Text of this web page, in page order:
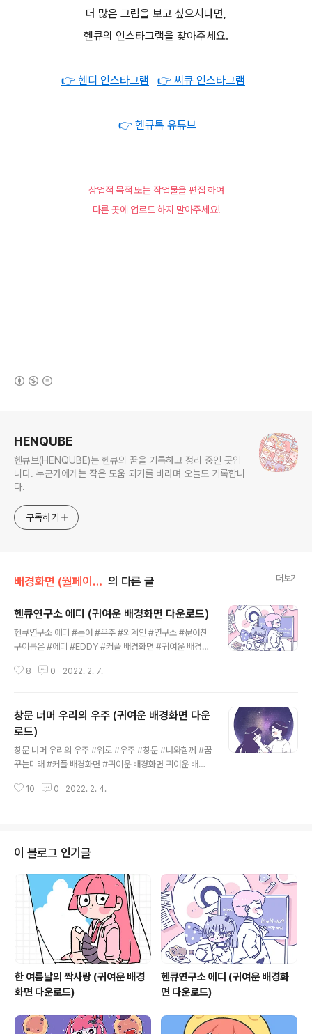
더 많은 그림을 보고 싶으시다면,
헨큐의 인스타그램을 찾아주세요.
👉 헨디 인스타그램 👉 씨큐 인스타그램
👉 헨큐톡 유튜브
상업적 목적 또는 작업물을 편집 하여
다른 곳에 업로드 하지 말아주세요!
HENQUBE
헨큐브(HENQUBE)는 헨큐의 꿈을 기록하고 정리 중인 곳입
니다. 누군가에게는 작은 도움 되기를 바라며 오늘도 기록합니
다.
구독하기
배경화면 (월페이퍼) 의 다른 글 더보기
헨큐연구소 에디 (귀여운 배경화면 다운로드)
헨큐연구소 에디 #문어 #우주 #외계인 #연구소 #문어친
구이름은 #에디 #EDDY #커플 배경화면 #귀여운 배경화
화면을 다운로드 하세요. 더 많은 그림을 보고 싶으시다면,
물을 편집 하여 다른 곳에 업로드 하지 말아주세요!
8 0 2022. 2. 7.
창문 너머 우리의 우주 (귀여운 배경화면 다운
로드)
창문 너머 우리의 우주 #위로 #우주 #창문 #너와함께 #꿈
꾸는미래 #커플 배경화면 #귀여운 배경화면 귀여운 배경
드 하세요. 더 많은 그림을 보고 싶으시다면, 헨큐의 인스타
10 0 2022. 2. 4.
이 블로그 인기글
한 여름날의 짝사랑 (귀여운 배경
화면 다운로드)
헨큐연구소 에디 (귀여운 배경화
면 다운로드)